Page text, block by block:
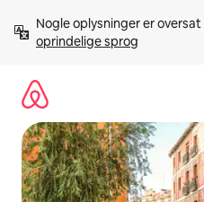
videre
Nogle oplysninger er
oprindelige sprog